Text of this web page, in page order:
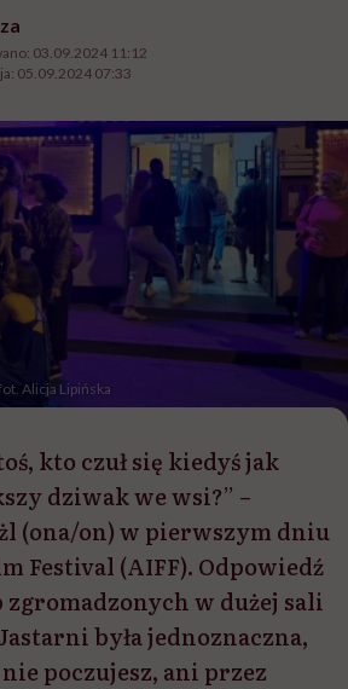
03.09.2024 11:12
05.09.2024 07:33
Alicja Lipińska
kto czuł się kiedyś jak
dziwak we wsi?” –
(ona/on) w pierwszym dniu
Festival (AIFF). Odpowiedź
zgromadzonych w dużej sali
była jednoznaczna,
poczujesz, ani przez